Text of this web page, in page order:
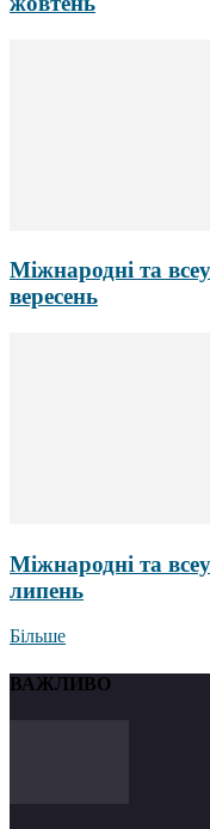
Міжнародні та
вересень
Міжнародні та
липень
Більше
ВАЖЛИВО